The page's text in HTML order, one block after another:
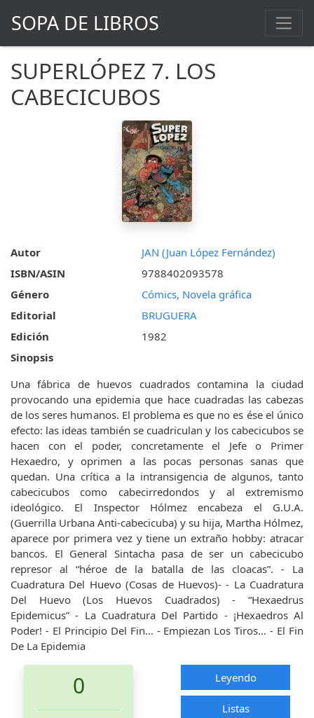
SOPA DE LIBROS
SUPERLÓPEZ 7. LOS
CABECICUBOS
Autor
JAN (Juan López Fernández)
ISBN/ASIN
9788402093578
Género
Cómics, Novela gráfica
Editorial
BRUGUERA
Edición
1982
Sinopsis
Una fábrica de huevos cuadrados contamina la ciudad
provocando una epidemia que hace cuadradas las cabezas
de los seres humanos. El problema es que no es ése el único
efecto: las ideas también se cuadriculan y los cabecicubos se
hacen con el poder, concretamente el Jefe o Primer
Hexaedro, y oprimen a las pocas personas sanas que
quedan. Una crítica a la intransigencia de algunos, tanto
cabecicubos como cabecirredondos y al extremismo
ideológico. El Inspector Hólmez encabeza el G.U.A.
(Guerrilla Urbana Anti-cabecicuba) y su hija, Martha Hólmez,
aparece por primera vez y tiene un extraño hobby: atracar
bancos. El General Sintacha pasa de ser un cabecicubo
represor al “héroe de la batalla de las cloacas”. - La
Cuadratura Del Huevo (Cosas de Huevos)- - La Cuadratura
Del Huevo (Los Huevos Cuadrados) - “Hexaedrus
Epidemicus” - La Cuadratura Del Partido - ¡Hexaedros Al
Poder! - El Principio Del Fin… - Empiezan Los Tiros… - El Fin
De La Epidemia
0 Leyendo
Listas